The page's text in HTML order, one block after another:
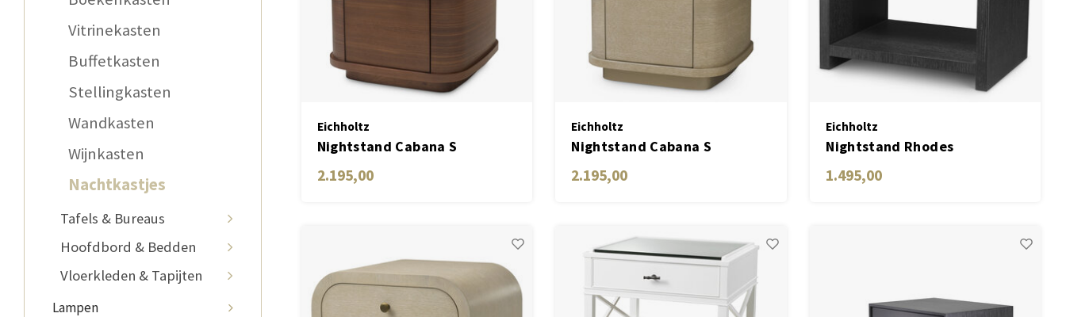
Vitrinekasten
Buffetkasten
Stellingkasten
Wandkasten
Wijnkasten
Nachtkastjes
Tafels & Bureaus
Hoofdbord & Bedden
Vloerkleden & Tapijten
Lampen
Eichholtz
Nightstand Cabana S
2.195,00
Eichholtz
Nightstand Cabana S
2.195,00
Eichholtz
Nightstand Rhodes
1.495,00